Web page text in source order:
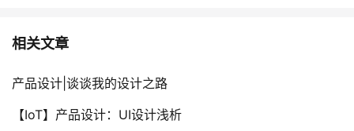
相关文章
产品设计|谈谈我的设计之路
【IoT】产品设计：UI设计浅析